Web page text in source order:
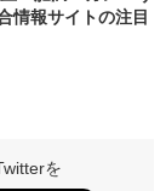
情報サイトの注目